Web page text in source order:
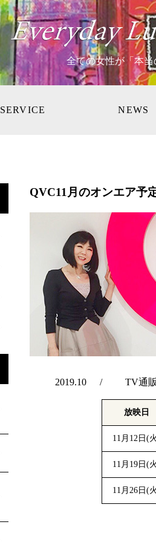
全ての女性が「本
SERVICE NEWS
QVC11月のオンエア予
2019.10 TV通
放映日
11月12日(
11月19日(
11月26日(